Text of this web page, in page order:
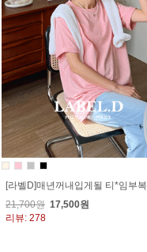
[라벨D]매년꺼내입게될 티*임부복
21,700원 17,500원
리뷰: 278